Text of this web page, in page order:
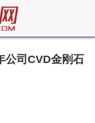
公司CVD金刚石